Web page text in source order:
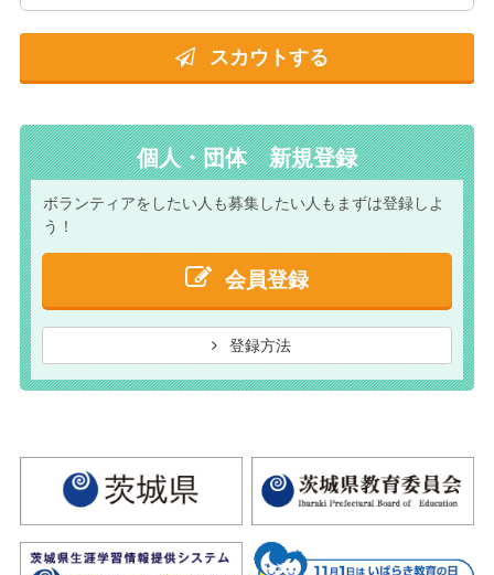
スカウトする
個人・団体 新規登録
ボランティアをしたい人も募集したい人もまずは登録しよ
う！
会員登録
登録方法